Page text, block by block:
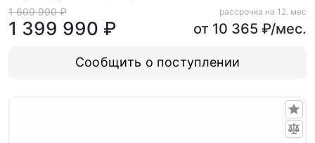
1 609 990 ₽
1 399 990 ₽
рассрочка на 12. мес
от 10 365 ₽/мес.
Сообщить о поступлении